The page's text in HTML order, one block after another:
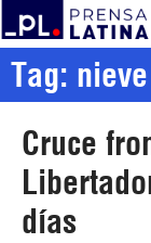
Tag: nieve
Cruce
días